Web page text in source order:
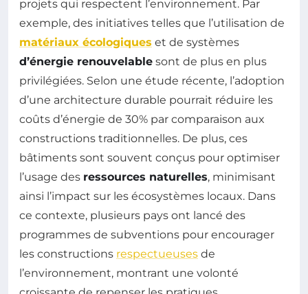
projets qui respectent l’environnement. Par
exemple, des initiatives telles que l’utilisation de
matériaux écologiques et de systèmes
d’énergie renouvelable sont de plus en plus
privilégiées. Selon une étude récente, l’adoption
d’une architecture durable pourrait réduire les
coûts d’énergie de 30% par comparaison aux
constructions traditionnelles. De plus, ces
bâtiments sont souvent conçus pour optimiser
l’usage des ressources naturelles, minimisant
ainsi l’impact sur les écosystèmes locaux. Dans
ce contexte, plusieurs pays ont lancé des
programmes de subventions pour encourager
les constructions respectueuses de
l’environnement, montrant une volonté